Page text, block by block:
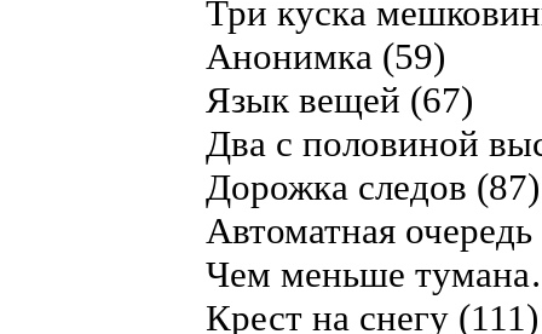
Три куска
Анонимка (59)
Язык вещей (67)
Два с половиной
Дорожка следов (87)
Автоматная
Чем меньше
Крест на снегу (111)